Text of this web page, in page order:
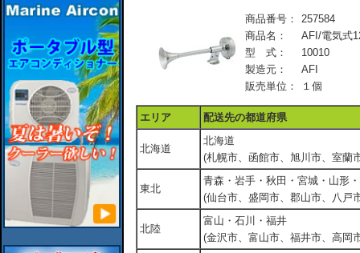
商品番号：
257584
商品名：
AFI/電気式
型 式：
10010
製造元：
AFI
販売単位：
１個
エリア 配送先の都道府県
北海道
北海道
(札幌市、函館市、旭川市、室蘭
東北
青森・岩手・秋田・宮城・山形
(仙台市、盛岡市、郡山市、八戸
北陸
富山・石川・福井
(金沢市、富山市、福井市、高岡